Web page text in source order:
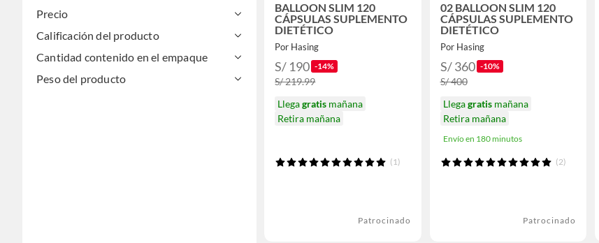
Precio
Calificación del producto
Cantidad contenido en el empaque
Peso del producto
BALLOON SLIM 120
CÁPSULAS SUPLEMENTO
DIETÉTICO
Por Hasing
S/ 190 -14%
S/ 219.99
Llegagratis mañana
Retira mañana
(1)
Patrocinado
02 BALLOON SLIM 120
CÁPSULAS SUPLEMENTO
DIETÉTICO
Por Hasing
S/ 360 -10%
S/ 400
Llegagratismañana
Retira mañana
Envío en 180 minutos
(2)
Patrocinado